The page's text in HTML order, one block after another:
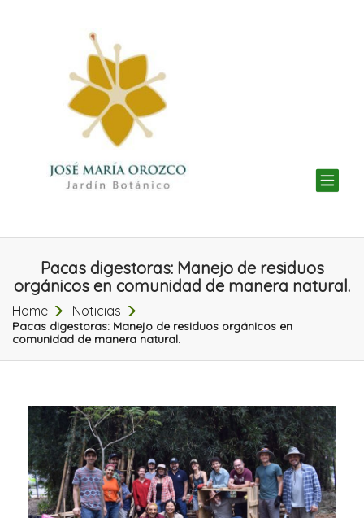
Pacas digestoras: Manejo de residuos
orgánicos en comunidad de manera natural.
Home Noticias
Pacas digestoras: Manejo de residuos orgánicos en
comunidad de manera natural.